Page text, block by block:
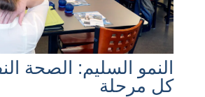
النمو السليم: الصحة
كل مرحلة